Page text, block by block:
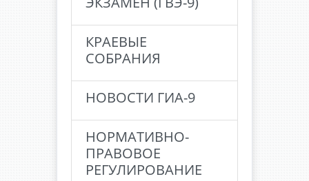
КРАЕВЫЕ
СОБРАНИЯ
НОВОСТИ ГИА-9
НОРМАТИВНО-
ПРАВОВОЕ
РЕГУЛИРОВАНИЕ